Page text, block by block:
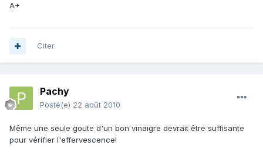
A+
Citer
Pachy
Posté(e) 22 août 2010
Même une seule goute d'un bon vinaigre devrait être suffisante
pour vérifier l'effervescence!